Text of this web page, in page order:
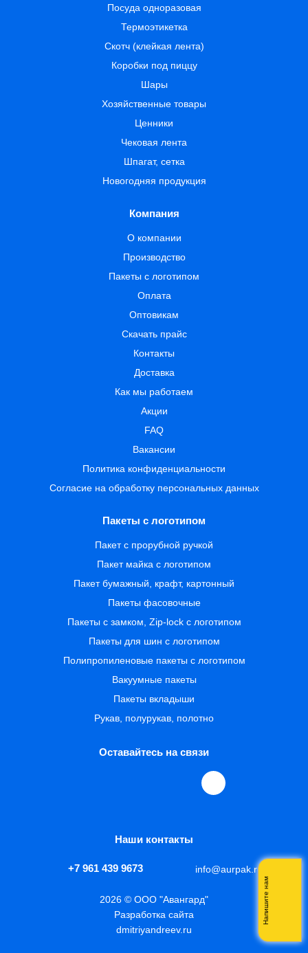
Посуда одноразовая
Термоэтикетка
Скотч (клейкая лента)
Коробки под пиццу
Шары
Хозяйственные товары
Ценники
Чековая лента
Шпагат, сетка
Новогодняя продукция
Компания
О компании
Производство
Пакеты с логотипом
Оплата
Оптовикам
Скачать прайс
Контакты
Доставка
Как мы работаем
Акции
FAQ
Вакансии
Политика конфиденциальности
Согласие на обработку персональных данных
Пакеты с логотипом
Пакет с прорубной ручкой
Пакет майка с логотипом
Пакет бумажный, крафт, картонный
Пакеты фасовочные
Пакеты с замком, Zip-lock с логотипом
Пакеты для шин с логотипом
Полипропиленовые пакеты с логотипом
Вакуумные пакеты
Пакеты вкладыши
Рукав, полурукав, полотно
Оставайтесь на связи
Наши контакты
+7 961 439 9673 info@aurpak.ru
2026 © ООО "Авангард"
Разработка сайта
dmitriyandreev.ru
Напишите нам